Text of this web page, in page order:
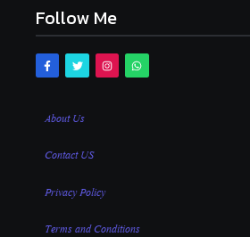
Follow Me
About Us
Contact US
Privacy Policy
Terms and Conditions